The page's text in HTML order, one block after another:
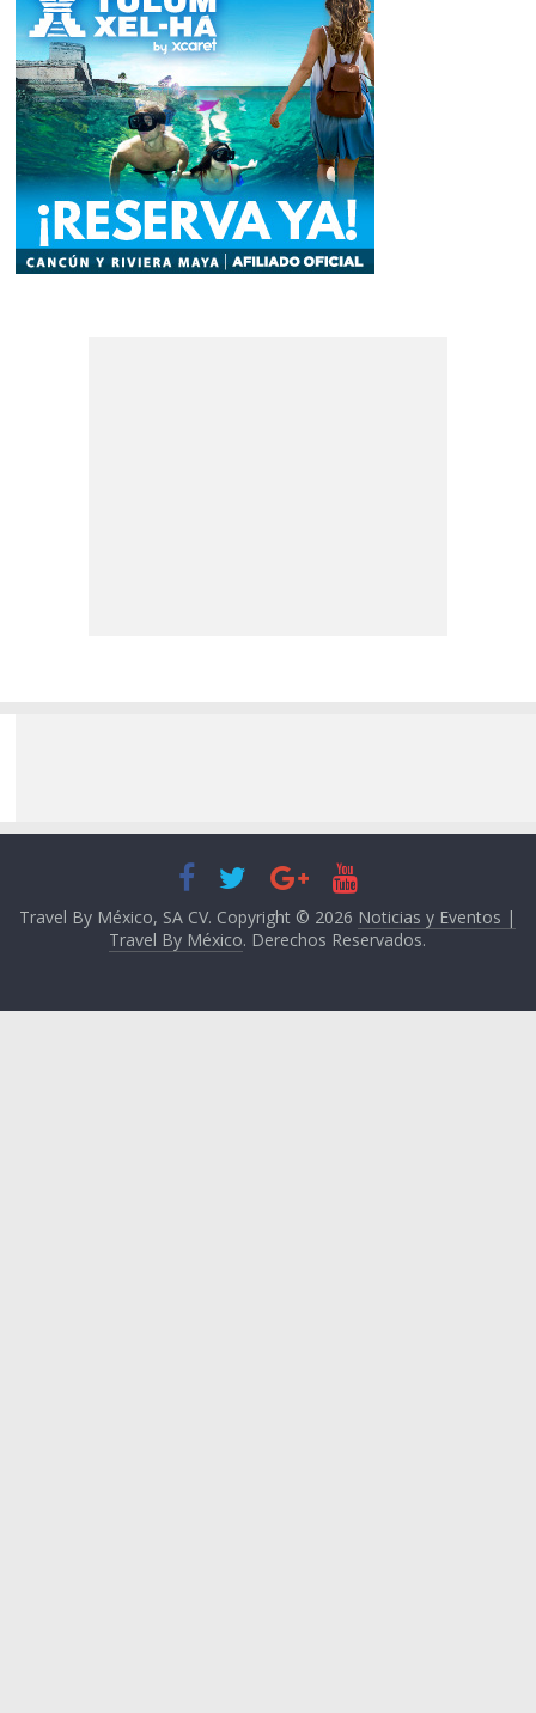
Travel By México, SA CV. Copyright © 2026 Noticias y Eventos |
Travel By México. Derechos Reservados.